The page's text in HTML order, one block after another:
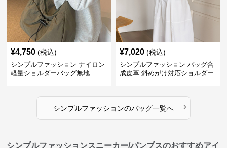
¥4,750 (税込)
シンプルファッション ナイロン
軽量ショルダーバッグ無地
¥7,020 (税込)
シンプルファッション バッグ合
成皮革 斜めがけ対応ショルダー
シンプルファッションのバッグ一覧へ ›
シンプルファッションスニーカー/パンプスのおすすめアイ